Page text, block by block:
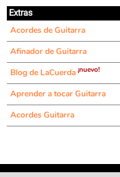
Extras
Acordes de Guitarra
Afinador de Guitarra
Blog de LaCuerda ¡nuevo!
Aprender a tocar Guitarra
Acordes Guitarra